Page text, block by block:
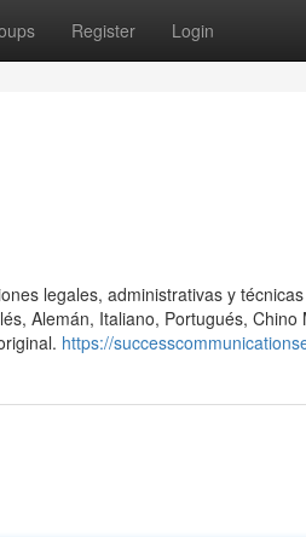
Register Login
legales, administrativas y
Alemán, Italiano, Portugués,
https://